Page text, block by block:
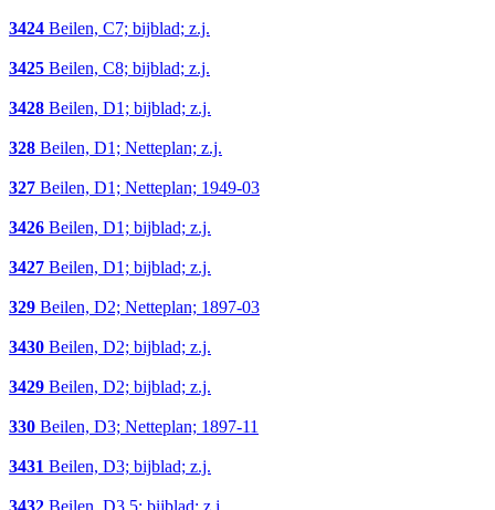
3424 Beilen, C7; bijblad; z.j.
3425 Beilen, C8; bijblad; z.j.
3428 Beilen, D1; bijblad; z.j.
328 Beilen, D1; Netteplan; z.j.
327 Beilen, D1; Netteplan; 1949-03
3426 Beilen, D1; bijblad; z.j.
3427 Beilen, D1; bijblad; z.j.
329 Beilen, D2; Netteplan; 1897-03
3430 Beilen, D2; bijblad; z.j.
3429 Beilen, D2; bijblad; z.j.
330 Beilen, D3; Netteplan; 1897-11
3431 Beilen, D3; bijblad; z.j.